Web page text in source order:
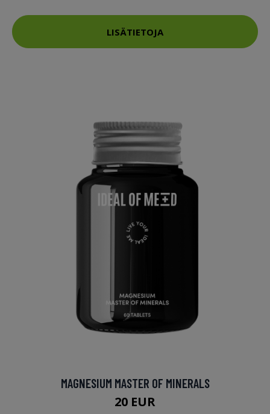
LISÄTIETOJA
MAGNESIUM MASTER OF MINERALS
20 EUR